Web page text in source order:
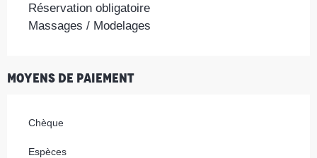
Réservation obligatoire
Massages / Modelages
Moyens de paiement
Chèque
Espèces